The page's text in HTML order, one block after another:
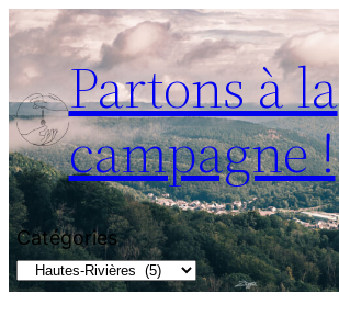
Partons à la
campagne !
Catégories